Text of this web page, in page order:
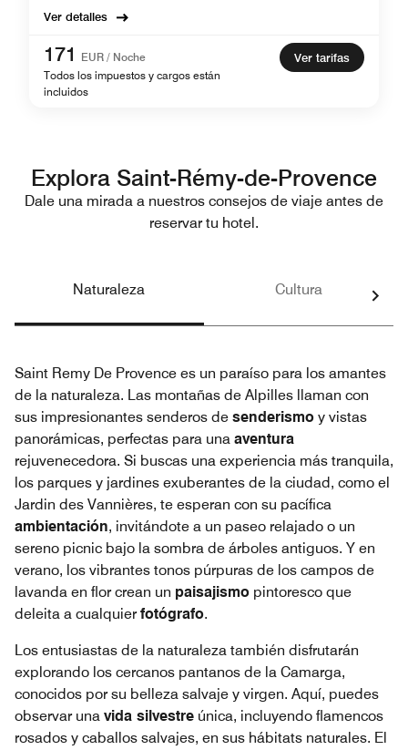
Ver detalles
171
EUR / Noche
Todos los impuestos y cargos están
incluidos
Ver tarifas
Explora Saint-Rémy-de-Provence
Dale una mirada a nuestros consejos de viaje antes de
reservar tu hotel.
Naturaleza Cultura
Saint Remy De Provence es un paraíso para los amantes
de la naturaleza. Las montañas de Alpilles llaman con
sus impresionantes senderos de senderismo y vistas
panorámicas, perfectas para una aventura
rejuvenecedora. Si buscas una experiencia más tranquila,
los parques y jardines exuberantes de la ciudad, como el
Jardin des Vannières, te esperan con su pacífica
ambientación, invitándote a un paseo relajado o un
sereno picnic bajo la sombra de árboles antiguos. Y en
verano, los vibrantes tonos púrpuras de los campos de
lavanda en flor crean un paisajismo pintoresco que
deleita a cualquierfotógrafo.
Los entusiastas de la naturaleza también disfrutarán
explorando los cercanos pantanos de la Camarga,
conocidos por su belleza salvaje y virgen. Aquí, puedes
observar una vida silvestre única, incluyendo flamencos
rosados y caballos salvajes, en sus hábitats naturales. El